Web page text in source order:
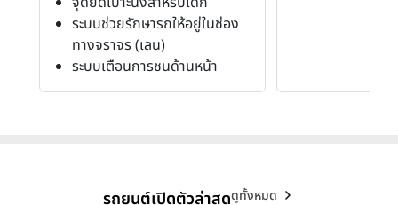
ระบบช่วยรักษารถให้อยู่ในช่อง
ทางจราจร (เลน)
ระบบเตือนการชนด้านหน้า
รถยนต์เปิดตัวล่าสุดดูทั้งหมด